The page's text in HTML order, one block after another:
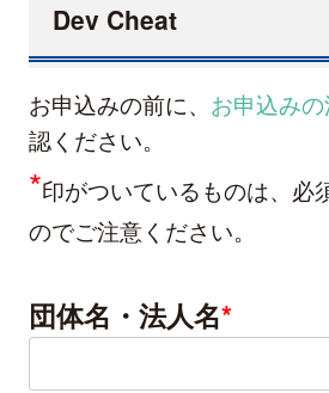
Dev Cheat
お申込みの前に、 お申込み
認ください。
*印がついているものは、必
のでご注意ください。
団体名・法人名*